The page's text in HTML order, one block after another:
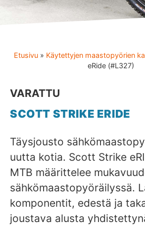
Etusivu» Käytettyjen maastopyörien
eRide (#L327)
VARATTU
SCOTT STRIKE ERIDE
Täysjousto
uutta kotia. Scott Strike
MTB määrittelee
sähkömaastopyöräilyssä.
komponentit, edestä ja
joustava alusta